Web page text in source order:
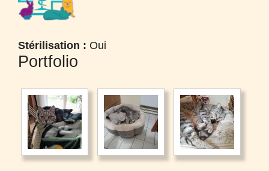
Stérilisation : Oui
Portfolio